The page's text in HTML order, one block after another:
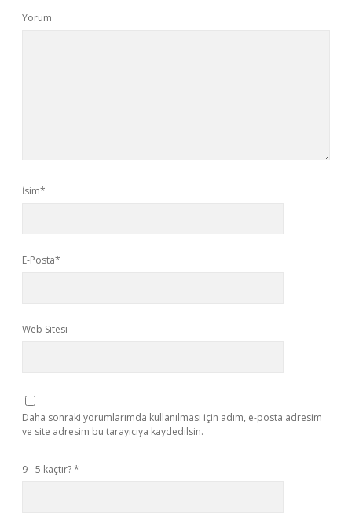
Yorum
İsim*
E-Posta*
Web Sitesi
Daha sonraki yorumlarımda kullanılması için adım, e-posta adresim
ve site adresim bu tarayıcıya kaydedilsin.
9 - 5 kaçtır?*